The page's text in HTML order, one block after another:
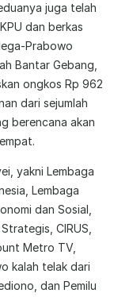
juga telah
dan berkas
Prabowo
Bantar Gebang,
ongkos Rp 962
dari sejumlah
berencana akan
yakni Lembaga
Lembaga
dan Sosial,
CIRUS,
Metro TV,
kalah telak dari
dan Pemilu